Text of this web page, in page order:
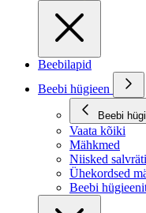
Beebilapid
Beebi hügieen
Beebi
Vaata kõiki
Mähkmed
Niisked
Ühekordsed
Beebi